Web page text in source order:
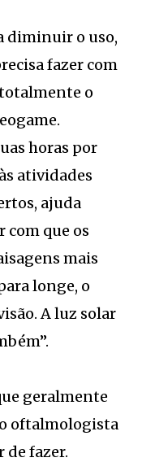
diminuir o uso,
fazer com
o
horas por
atividades
ajuda
com que os
mais
longe, o
A luz solar
geralmente
oftalmologista
de fazer.